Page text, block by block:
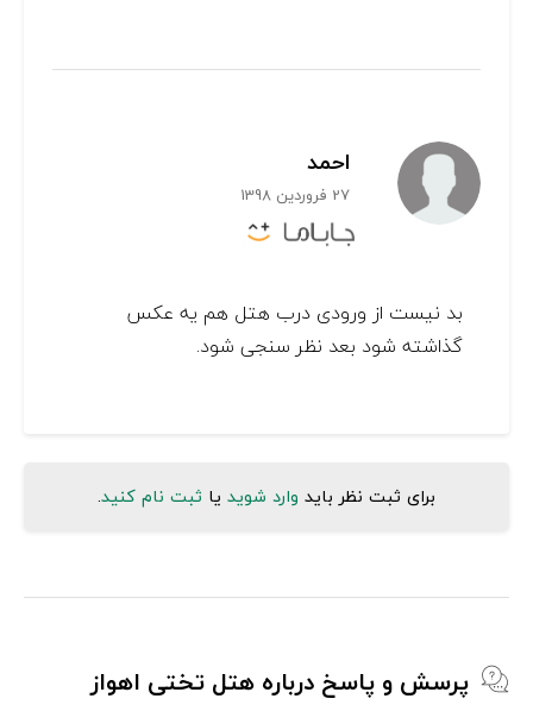
احمد
27 فروردین 1398
بد نیست از ورودی درب هتل هم یه عکس
گذاشته شود بعد نظر سنجی شود.
برای ثبت نظر باید وارد شوید یا ثبت نام کنید.
پرسش و پاسخ درباره هتل تختی اهواز